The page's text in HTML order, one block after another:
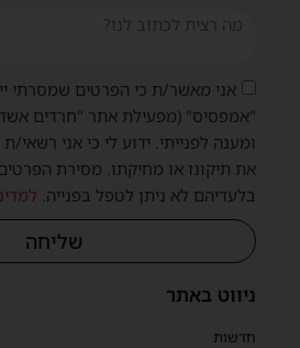
ניווט באתר
חדשות
אני מאשר/ת כי הפרטים שמסרתי
"אמפסיס" (מפעילת אתר "חרדים
ומענה לפנייתי. ידוע לי כי אני רשאי/
את תיקונו או מחיקתו. מסירת
בלעדיהם לא ניתן לטפל בפנייה.
שליחה